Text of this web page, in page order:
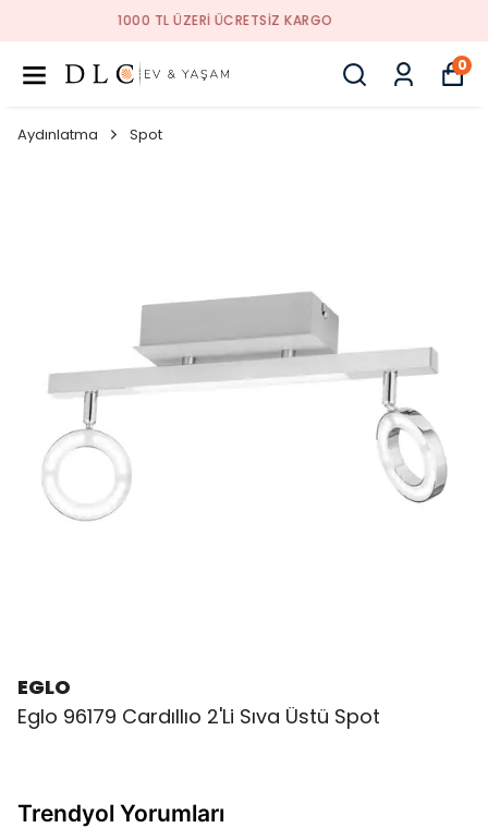
1000 TL ÜZERI ÜCRETSIZ KARGO
0
Aydınlatma Spot
EGLO
Eglo 96179 Cardıllıo 2'Li Sıva Üstü Spot
Trendyol Yorumları